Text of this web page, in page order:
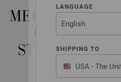
LANGUAGE
SHIPPING TO
USA - The
of America
MEILENWEIT